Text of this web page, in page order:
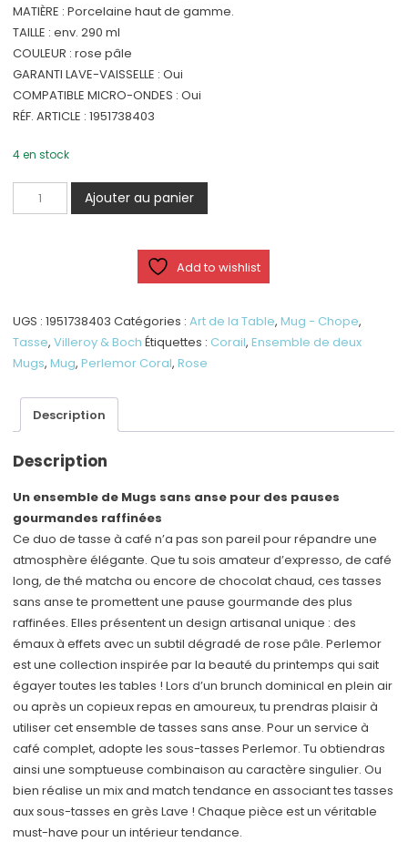
MATIÈRE : Porcelaine haut de gamme.
TAILLE : env. 290 ml
COULEUR : rose pâle
GARANTI LAVE-VAISSELLE : Oui
COMPATIBLE MICRO-ONDES : Oui
RÉF. ARTICLE : 1951738403
4 en stock
quantité
de
de
deux
Mugs
Ajouter au panier
Add to wishlist
UGS :1951738403 Catégories :Art de la Table,Mug - Chope,
Tasse,Villeroy & Boch Étiquettes : Corail,Ensemble de deux
Mugs,Mug,Perlemor Coral,Rose
Description
Description
Un ensemble de Mugs sans anse pour des pauses
gourmandes raffinées
Ce duo de tasse à café n’a pas son pareil pour répandre une
atmosphère élégante. Que tu sois amateur d’expresso, de café
long, de thé matcha ou encore de chocolat chaud, ces tasses
sans anse te promettent une pause gourmande des plus
raffinées. Elles présentent un design artisanal unique : des
émaux à effets avec un subtil dégradé de rose pâle. Perlemor
est une collection inspirée par la beauté du printemps qui sait
égayer toutes les tables ! Lors d’un brunch dominical en plein air
ou après un copieux repas en amoureux, tu prendras plaisir à
utiliser cet ensemble de tasses sans anse. Pour un service à
café complet, adopte les sous-tasses Perlemor. Tu obtiendras
ainsi une somptueuse combinaison au caractère singulier. Ou
bien réalise un mix and match tendance en associant tes tasses
aux sous-tasses en grès Lave ! Chaque pièce est un véritable
must-have pour un intérieur tendance.